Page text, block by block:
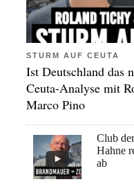
STURM AUF CEUTA
Ist Deutschland das
Ceuta-Analyse mit
Marco Pino
Club
Hahne
ab